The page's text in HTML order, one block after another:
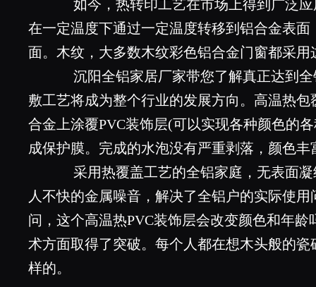
如今，热转印工艺在市场上得到广泛应
在一定温度下通过一定温度转移到铝合金表
面。木纹，大多数木纹彩色铝合金门窗都采用
沉阳全铝家居厂家带您了解真正达到全
敷工艺将成为整个行业的发展方向。高温热
合金上涂覆PVC装饰层(可以实现各种颜色的
成保护膜。完成的水泡没有严重剥落，颜色丰
采用热覆盖工艺的全铝家庭，无表面凝
人不快的金属噪音，解决了全铝户的实际使
问，这个高温热PVC装饰层会改变颜色和年龄
术方面取得了突破。每个人都在想木头般的
样的。